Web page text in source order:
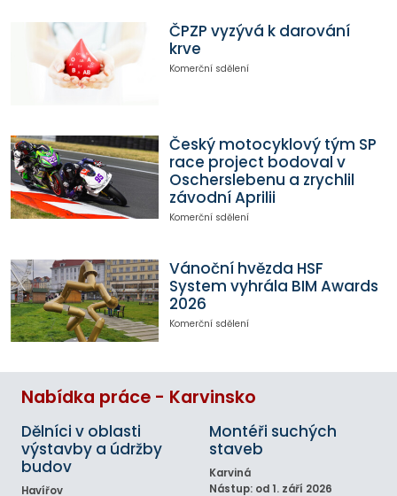
ČPZP vyzývá k darování
krve
Komerční sdělení
Český motocyklový tým SP
race project bodoval v
Oscherslebenu a zrychlil
závodní Aprilii
Komerční sdělení
Vánoční hvězda HSF
System vyhrála BIM Awards
2026
Komerční sdělení
Nabídka práce - Karvinsko
Dělníci v oblasti
výstavby a údržby
budov
Havířov
Montéři suchých
staveb
Karviná
Nástup: od 1. září 2026